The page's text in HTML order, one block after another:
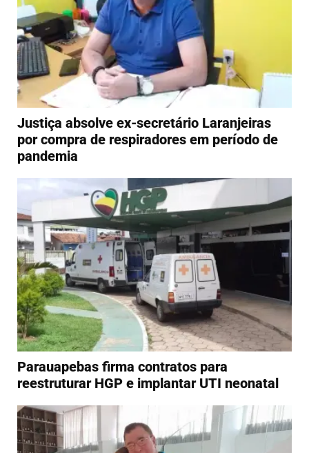
Justiça absolve ex-secretário Laranjeiras
por compra de respiradores em período de
pandemia
Parauapebas firma contratos para
reestruturar HGP e implantar UTI neonatal